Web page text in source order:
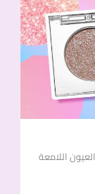
اللامعة